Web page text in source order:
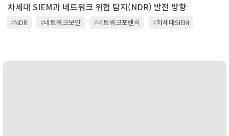
차세대 SIEM과 네트워크 위협 탐지(NDR) 발전 방향
#NDR #네트워크보안 #네트워크포렌식 #차세대SIEM